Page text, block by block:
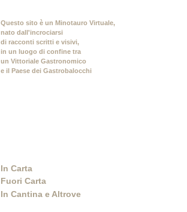
Questo sito è un Minotauro Virtuale,
nato dall'incrociarsi
di racconti scritti e visivi,
in un luogo di confine tra
un Vittoriale Gastronomico
e il Paese dei Gastrobalocchi
In Carta
Fuori Carta
In Cantina e Altrove